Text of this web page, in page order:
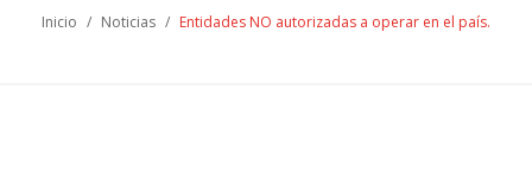
Inicio / Noticias / Entidades NO autorizadas a operar en el país.